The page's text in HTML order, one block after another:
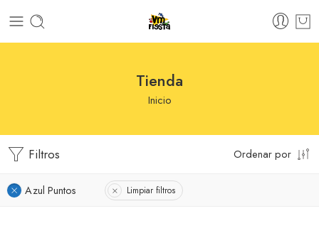
Tienda
Inicio
Filtros Ordenar por
Azul Puntos Limpiar filtros